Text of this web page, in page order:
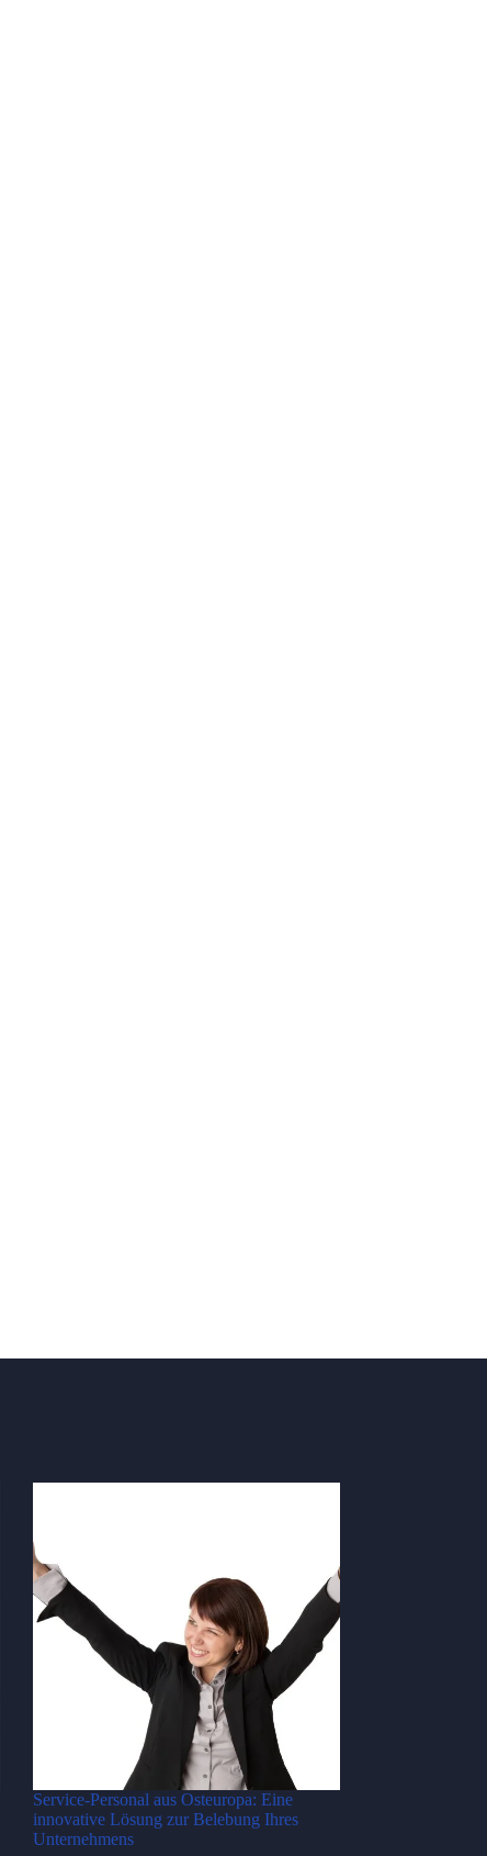
Service-Personal aus Osteuropa: Eine
innovative Lösung zur Belebung Ihres
Unternehmens